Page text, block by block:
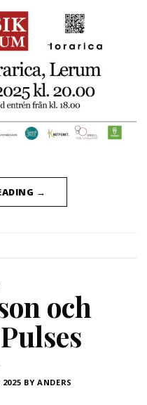
→
och
2025 BYANDERS